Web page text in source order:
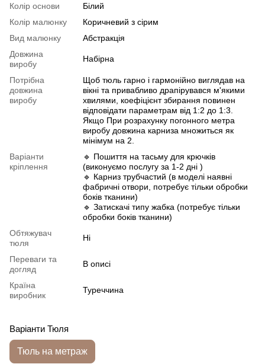
Колір основи
Білий
Колір малюнку
Коричневий з сірим
Вид малюнку
Абстракція
Довжина
виробу
Набірна
Потрібна
довжина
виробу
Щоб тюль гарно і гармонійно виглядав на
вікні та привабливо драпірувався м'якими
хвилями, коефіцієнт збирання повинен
відповідати параметрам від 1:2 до 1:3.
Якщо При розрахунку погонного метра
виробу довжина карниза множиться як
мінімум на 2.
Варіанти
кріплення
🔹 Пошиття на тасьму для крючків
(виконуємо послугу за 1-2 дні )
🔹 Карниз трубчастий (в моделі наявні
фабричні отвори, потребує тільки обробки
боків тканини)
🔹 Затискачі типу жабка (потребує тільки
обробки боків тканини)
Обтяжувач
тюля
Ні
Переваги та
догляд
В описі
Країна
виробник
Туреччина
Варіанти Тюля
Тюль на метраж